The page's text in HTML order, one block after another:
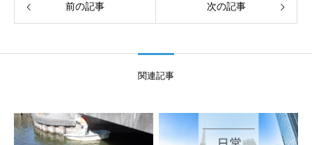
前の記事 次の記事
関連記事